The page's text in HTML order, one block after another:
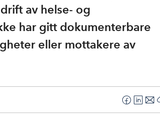
av helse- og
har gitt dokumenterbare
eller mottakere av
F
L
E